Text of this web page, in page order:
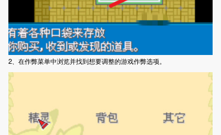
2、在作弊菜单中浏览并找到想要调整的游戏作弊选项。